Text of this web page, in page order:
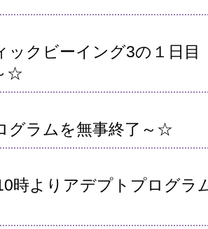
ックビーイング3の１日目
☆
グラムを無事終了～☆
時よりアデプトプログラ